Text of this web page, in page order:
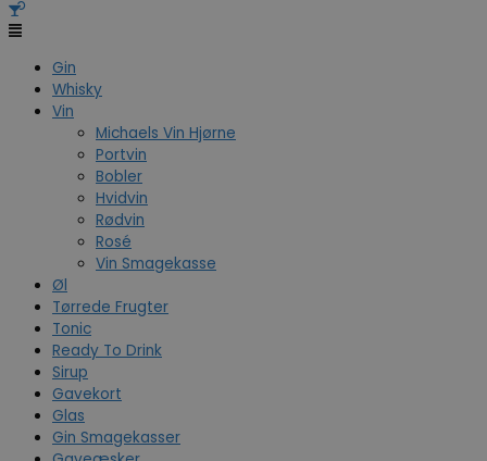
Gin
Whisky
Vin
Michaels Vin Hjørne
Portvin
Bobler
Hvidvin
Rødvin
Rosé
Vin Smagekasse
Øl
Tørrede Frugter
Tonic
Ready To Drink
Sirup
Gavekort
Glas
Gin Smagekasser